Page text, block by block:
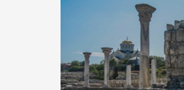
візантійської доби. Раритети
культурної спадщини ЮНЕСКО
Офіційно – на виставку
влада в Україні вважають це